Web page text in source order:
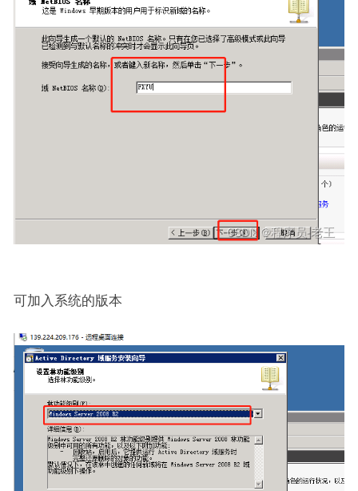
可加入系统的版本